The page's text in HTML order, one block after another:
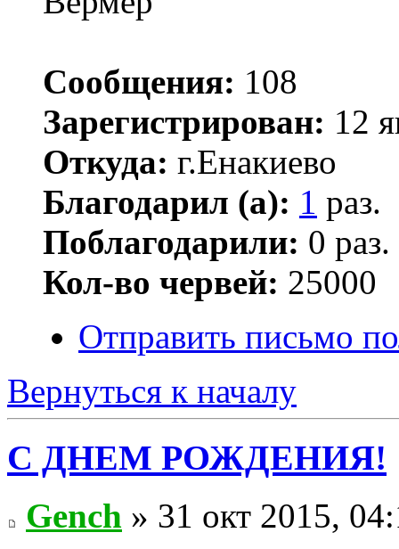
Сообщения: 108
Зарегистрирован: 12
Откуда: г.Енакиево
Благодарил (а): 1 раз.
Поблагодарили: 0 раз.
Кол-во червей: 25000
Отправить письмо
Вернуться к началу
С ДНЕМ РОЖДЕНИЯ!
Gench » 31 окт 2015,